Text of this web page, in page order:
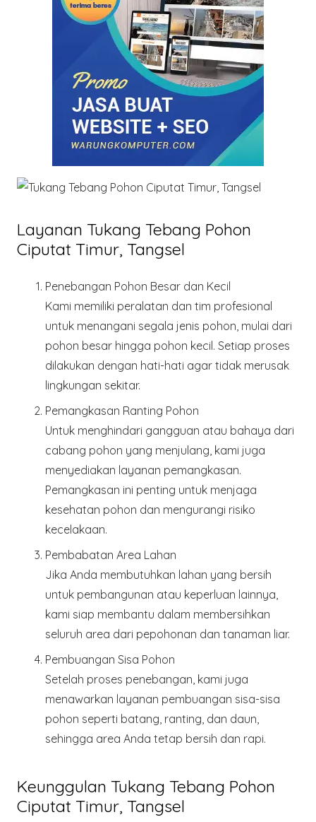
Layanan Tukang Tebang Pohon
Ciputat Timur, Tangsel
Penebangan Pohon Besar dan Kecil
Kami memiliki peralatan dan tim profesional
untuk menangani segala jenis pohon, mulai dari
pohon besar hingga pohon kecil. Setiap proses
dilakukan dengan hati-hati agar tidak merusak
lingkungan sekitar.
Pemangkasan Ranting Pohon
Untuk menghindari gangguan atau bahaya dari
cabang pohon yang menjulang, kami juga
menyediakan layanan pemangkasan.
Pemangkasan ini penting untuk menjaga
kesehatan pohon dan mengurangi risiko
kecelakaan.
Pembabatan Area Lahan
Jika Anda membutuhkan lahan yang bersih
untuk pembangunan atau keperluan lainnya,
kami siap membantu dalam membersihkan
seluruh area dari pepohonan dan tanaman liar.
Pembuangan Sisa Pohon
Setelah proses penebangan, kami juga
menawarkan layanan pembuangan sisa-sisa
pohon seperti batang, ranting, dan daun,
sehingga area Anda tetap bersih dan rapi.
Keunggulan Tukang Tebang Pohon
Ciputat Timur, Tangsel